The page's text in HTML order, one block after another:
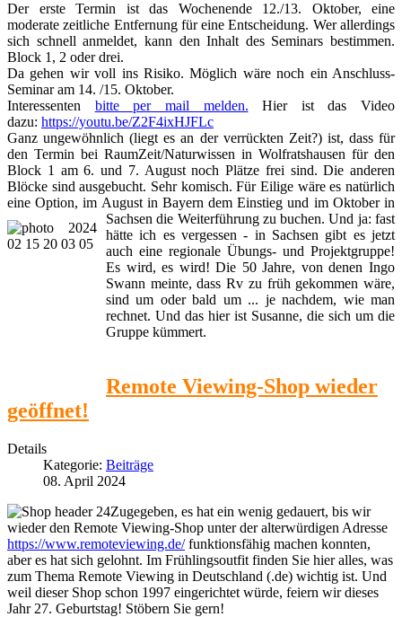
Der erste Termin ist das Wochenende 12./13. Oktober, eine
moderate zeitliche Entfernung für eine Entscheidung. Wer allerdings
sich schnell anmeldet, kann den Inhalt des Seminars bestimmen.
Block 1, 2 oder drei.
Da gehen wir voll ins Risiko. Möglich wäre noch ein Anschluss-
Seminar am 14. /15. Oktober.
Interessenten bitte per mail melden. Hier ist das Video
dazu: https://youtu.be/Z2F4ixHJFLc
Ganz ungewöhnlich (liegt es an der verrückten Zeit?) ist, dass für
den Termin bei RaumZeit/Naturwissen in Wolfratshausen für den
Block 1 am 6. und 7. August noch Plätze frei sind. Die anderen
Blöcke sind ausgebucht. Sehr komisch. Für Eilige wäre es natürlich
eine Option, im August in Bayern dem Einstieg und im Oktober in
Sachsen die Weiterführung zu buchen.Und ja: fast
hätte ich es vergessen - in Sachsen gibt es jetzt
auch eine regionale Übungs- und Projektgruppe!
Es wird, es wird! Die 50 Jahre, von denen Ingo
Swann meinte, dass Rv zu früh gekommen wäre,
sind um oder bald um ... je nachdem, wie man
rechnet. Und das hier ist Susanne, die sich um die
Gruppe kümmert.
Remote Viewing-Shop wieder
geöffnet!
Details
Kategorie: Beiträge
08. April 2024
Zugegeben, es hat ein wenig gedauert, bis wir
wieder den Remote Viewing-Shop unter der alterwürdigen Adresse
https://www.remoteviewing.de/funktionsfähig machen konnten,
aber es hat sich gelohnt. Im Frühlingsoutfit finden Sie hier alles, was
zum Thema Remote Viewing in Deutschland (.de) wichtig ist. Und
weil dieser Shop schon 1997 eingerichtet würde, feiern wir dieses
Jahr 27. Geburtstag! Stöbern Sie gern!